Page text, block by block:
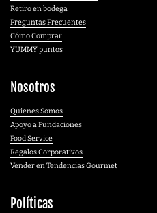
Retiro en bodega
Preguntas Frecuentes
Cómo Comprar
YUMMY puntos
Nosotros
Quienes Somos
Apoyo a Fundaciones
Food Service
Regalos Corporativos
Vender en Tendencias Gourmet
Políticas